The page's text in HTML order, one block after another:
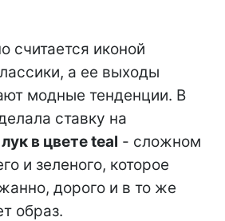
считается иконой
а ее выходы
модные тенденции. В
ставку на
в цвете teal - сложном
и зеленого, которое
дорого и в то же
образ.